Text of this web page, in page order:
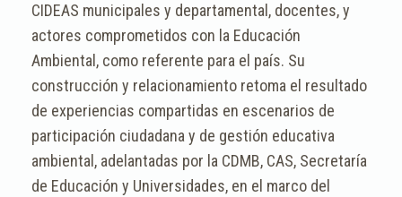
CIDEAS municipales y departamental, docentes, y
actores comprometidos con la Educación
Ambiental, como referente para el país. Su
construcción y relacionamiento retoma el resultado
de experiencias compartidas en escenarios de
participación ciudadana y de gestión educativa
ambiental, adelantadas por la CDMB, CAS, Secretaría
de Educación y Universidades, en el marco del